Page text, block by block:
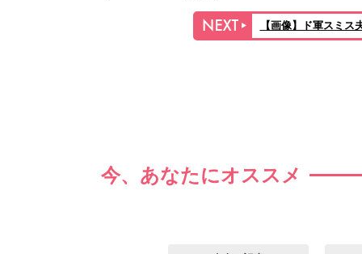
【画像】ド軍スミ
今、あなたにオススメ